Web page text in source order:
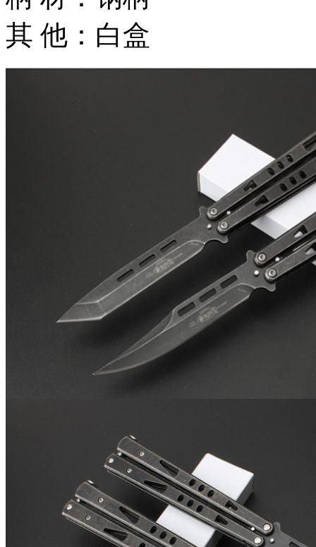
其 他：白盒